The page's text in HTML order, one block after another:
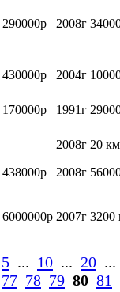
290000р 2008г
430000р 2004г
170000р 1991г
— 2008г 20 км
438000р 2008г
6000000р 2007г 3200
5 ... 10 ... 20
77 78 79 80 81